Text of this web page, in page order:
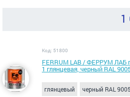
1
Код: 51800
FERRUM LAB / ФЕРРУМ ЛАБ
1 глянцевая, черный RAL
глянцевый черный RAL 9005